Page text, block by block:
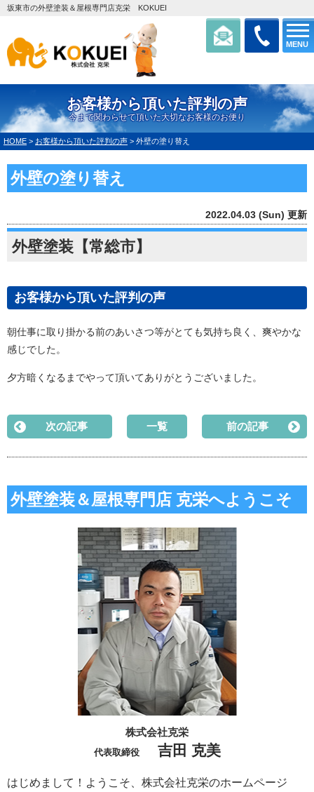
MENU
坂東市の外壁塗装＆屋根専門店克栄 KOKUEI
お客様から頂いた評判の声
今まで関わらせて頂いた大切なお客様のお便り
HOME > お客様から頂いた評判の声 > 外壁の塗り替え
外壁の塗り替え
2022.04.03 (Sun) 更新
外壁塗装【常総市】
お客様から頂いた評判の声
朝仕事に取り掛かる前のあいさつ等がとても気持ち良く、爽やかな
感じでした。
夕方暗くなるまでやって頂いてありがとうございました。
次の記事 一覧 前の記事
外壁塗装＆屋根専門店 克栄へようこそ
株式会社克栄
代表取締役 吉田 克美
はじめまして！ようこそ、株式会社克栄のホームページ